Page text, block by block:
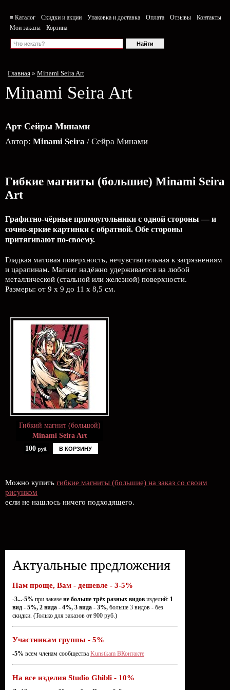
≡ Каталог Скидки и акции Упаковка и доставка Оплата Отзывы
Контакты
Мои заказы
Корзина
Главная » Minami Seira Art
Minami Seira Art
Арт Сейры Минами
Автор: Minami Seira / Сейра Минами
Гибкие магниты (большие) Minami Seira
Art
Графитно-чёрные прямоугольники с одной стороны — и
сочно-яркие картинки с обратной. Обе стороны
притягивают по-своему.
Гладкая матовая поверхность, нечувствительная к загрязнениям
и царапинам. Магнит надёжно удерживается на любой
металлической (стальной или железной) поверхности.
Размеры: от 9 х 9 до 11 х 8,5 см.
Гибкий магнит (большой)
Minami Seira Art
100 руб. В КОРЗИНУ
Можно купить гибкие магниты (большие) на заказ со своим
рисунком
если не нашлось ничего подходящего.
Актуальные предложения
Нам проще, Вам - дешевле - 3-5%
-3...-5% при заказе не больше трёх разных видов изделий: 1
вид - 5%, 2 вида - 4%, 3 вида - 3%, больше 3 видов - без
скидки. (Только для заказов от 900 руб.)
Участникам группы - 5%
-5% всем членам сообщества Kunstkam ВКонтакте
На все изделия Studio Ghibli - 10%